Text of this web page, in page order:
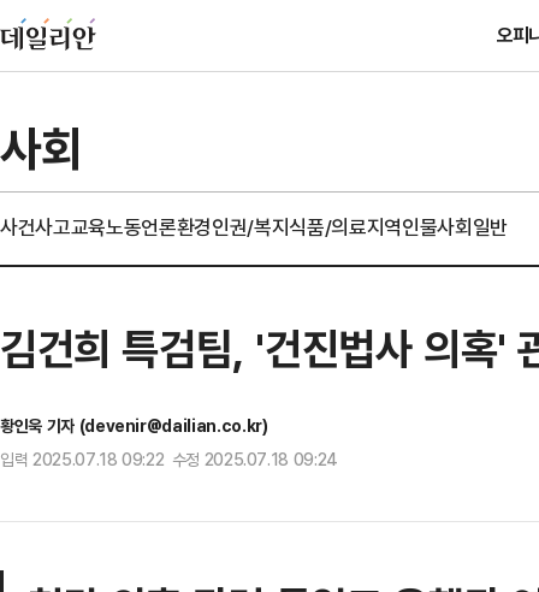
오피
사회
사건사고교육노동언론환경인권/복지식품/의료지역인물사회일반
김건희 특검팀, '건진법사 의혹'
황인욱 기자 (devenir@dailian.co.kr)
입력 2025.07.18 09:22 수정 2025.07.18 09:24